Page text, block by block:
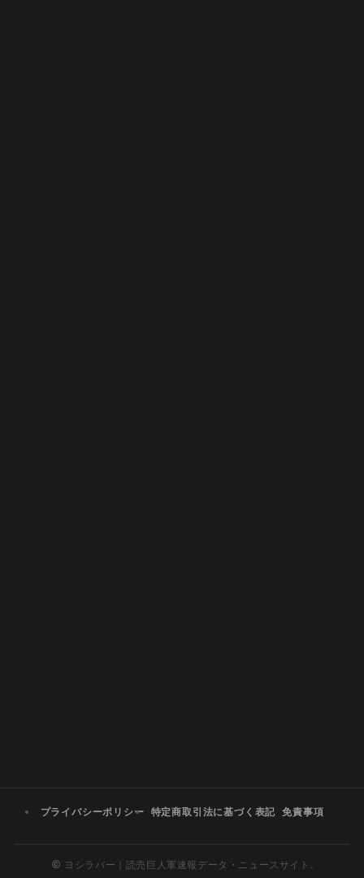
プライバシーポリシー 特定商取引法に基づく表記 免責事項
© ヨシラバー｜読売巨人軍速報データ・ニュースサイト.